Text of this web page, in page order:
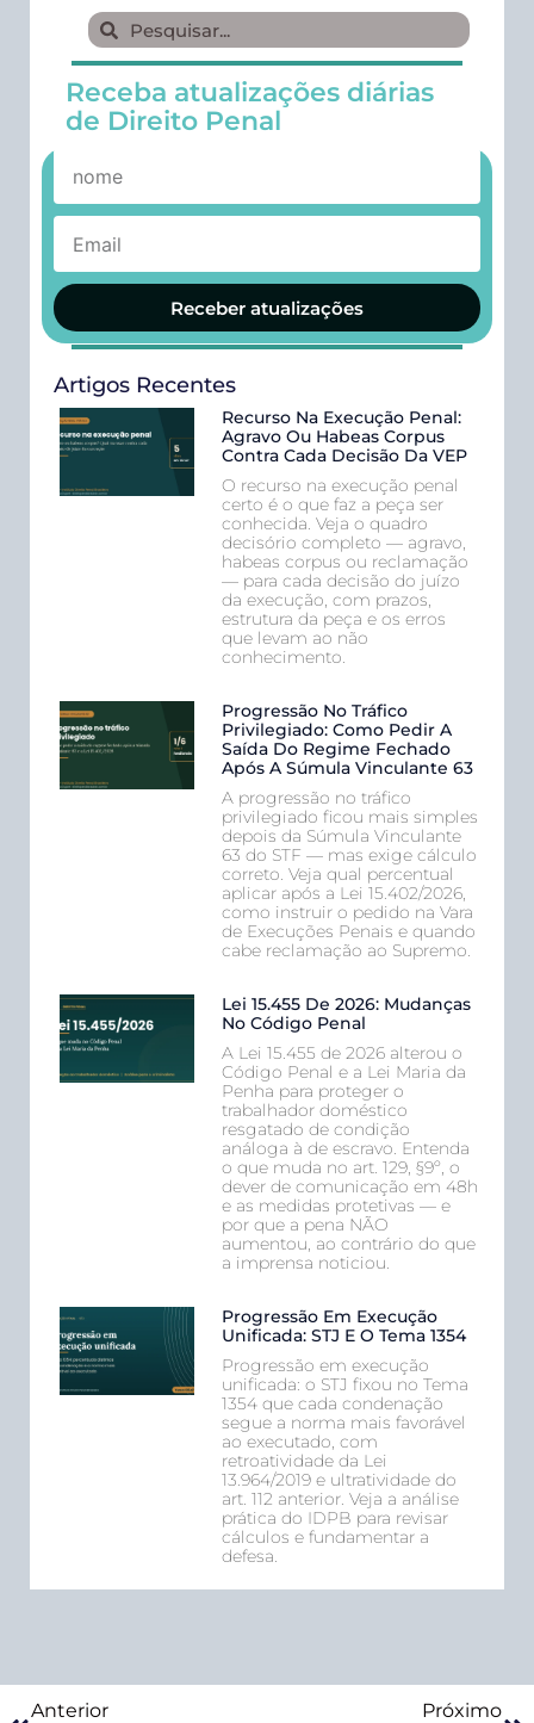
Receba atualizações diárias
de Direito Penal
Receber atualizações
Artigos Recentes
Recurso Na Execução Penal:
Agravo Ou Habeas Corpus
Contra Cada Decisão Da VEP
O recurso na execução penal
certo é o que faz a peça ser
conhecida. Veja o quadro
decisório completo — agravo,
habeas corpus ou reclamação
— para cada decisão do juízo
da execução, com prazos,
estrutura da peça e os erros
que levam ao não
conhecimento.
Progressão No Tráfico
Privilegiado: Como Pedir A
Saída Do Regime Fechado
Após A Súmula Vinculante 63
A progressão no tráfico
privilegiado ficou mais simples
depois da Súmula Vinculante
63 do STF — mas exige cálculo
correto. Veja qual percentual
aplicar após a Lei 15.402/2026,
como instruir o pedido na Vara
de Execuções Penais e quando
cabe reclamação ao Supremo.
Lei 15.455 De 2026: Mudanças
No Código Penal
A Lei 15.455 de 2026 alterou o
Código Penal e a Lei Maria da
Penha para proteger o
trabalhador doméstico
resgatado de condição
análoga à de escravo. Entenda
o que muda no art. 129, §9º, o
dever de comunicação em 48h
e as medidas protetivas — e
por que a pena NÃO
aumentou, ao contrário do que
a imprensa noticiou.
Progressão Em Execução
Unificada: STJ E O Tema 1354
Progressão em execução
unificada: o STJ fixou no Tema
1354 que cada condenação
segue a norma mais favorável
ao executado, com
retroatividade da Lei
13.964/2019 e ultratividade do
art. 112 anterior. Veja a análise
prática do IDPB para revisar
cálculos e fundamentar a
defesa.
Anterior Próximo